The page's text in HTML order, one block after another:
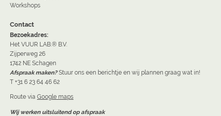
Workshops
Contact
Bezoekadres:
Het VUUR LAB.® B.V.
Zijperweg 26
1742 NE Schagen
Afspraak maken? Stuur ons een berichtje en wij plannen graag wat in!
T +31 6 23 64 46 62
Route via Google maps
Wij werken uitsluitend op afspraak